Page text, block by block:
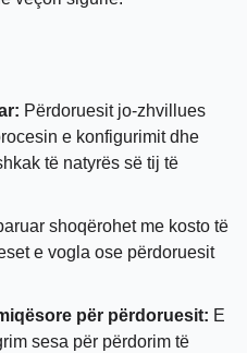
Përdoruesit jo-zhvillues
e konfigurimit dhe
të natyrës së tij të
shoqërohet me kosto të
e vogla ose përdoruesit
për përdoruesit: E
sesa për përdorim të